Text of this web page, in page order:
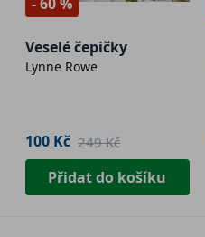
Veselé čepičky
Lynne Rowe
100 Kč 249 Kč
Přidat do košíku